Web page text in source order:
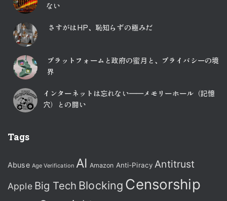
ない
さすがはHP、恥知らずの極みだ
プラットフォームと政府の蜜月と、プライバシーの境
界
インターネットは忘れない――メモリーホール（記憶
穴）との闘い
Tags
Abuse Age Verification AI Amazon Anti-Piracy Antitrust
Apple Big Tech Blocking Censorship